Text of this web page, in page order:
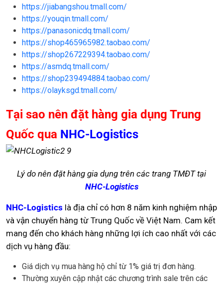
https://jiabangshou.tmall.com/
https://youqin.tmall.com/
https://panasonicdq.tmall.com/
https://shop465965982.taobao.com/
https://shop267229394.taobao.com/
https://asmdq.tmall.com/
https://shop239494884.taobao.com/
https://olayksgd.tmall.com/
Tại sao nên đặt hàng gia dụng Trung
Quốc qua NHC-Logistics
Lý do nên đặt hàng gia dụng trên các trang TMĐT tại
NHC-Logistics
NHC-Logistics là địa chỉ có hơn 8 năm kinh nghiệm nhập
và vận chuyển hàng từ Trung Quốc về Việt Nam. Cam kết
mang đến cho khách hàng những lợi ích cao nhất với các
dịch vụ hàng đầu:
Giá dịch vụ mua hàng hộ chỉ từ 1% giá trị đơn hàng.
Thường xuyên cập nhật các chương trình sale trên các